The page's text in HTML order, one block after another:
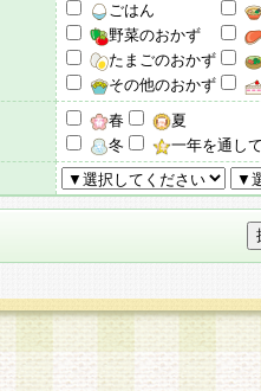
ごはん
野菜のおかず
たまごのおかず
その他のおかず
春 夏
冬
一年を通して